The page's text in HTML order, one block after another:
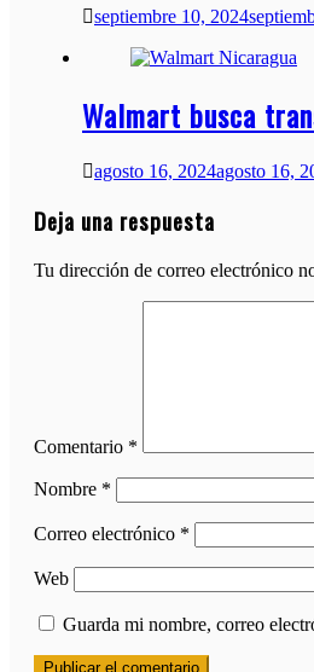
septiembre 10, 2024
Walmart busca
agosto 16, 2024agosto 16,
Deja una respuesta
Tu dirección de correo electrónico
Comentario *
Nombre *
Correo electrónico *
Web
Guarda mi nombre, correo